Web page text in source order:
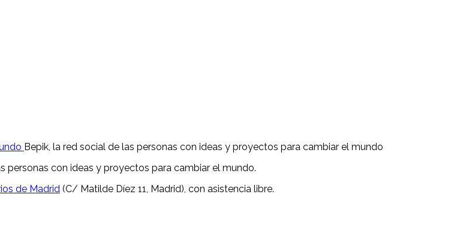
Bepik, la red social de las personas con ideas y proyectos para cambiar el mundo
personas con ideas y proyectos para cambiar el mundo.
de Madrid (C/ Matilde Díez 11, Madrid), con asistencia libre.